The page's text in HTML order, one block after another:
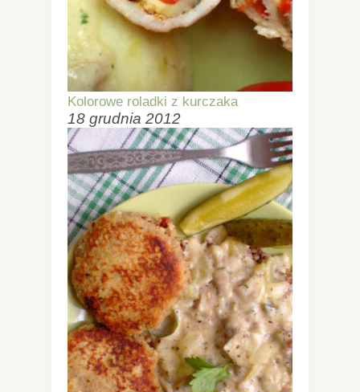
Kolorowe roladki z kurczaka
18 grudnia 2012